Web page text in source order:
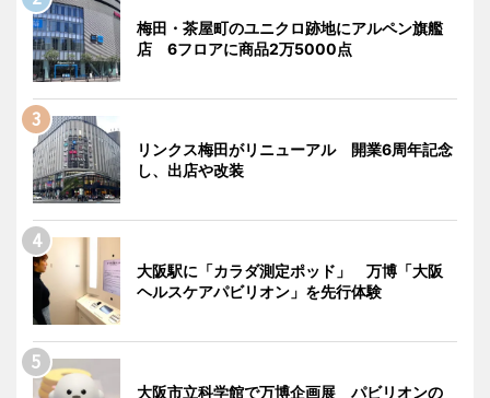
梅田・茶屋町のユニクロ跡地にアルペン旗艦
店 6フロアに商品2万5000点
リンクス梅田がリニューアル 開業6周年記念
し、出店や改装
大阪駅に「カラダ測定ポッド」 万博「大阪
ヘルスケアパビリオン」を先行体験
大阪市立科学館で万博企画展 パビリオンの